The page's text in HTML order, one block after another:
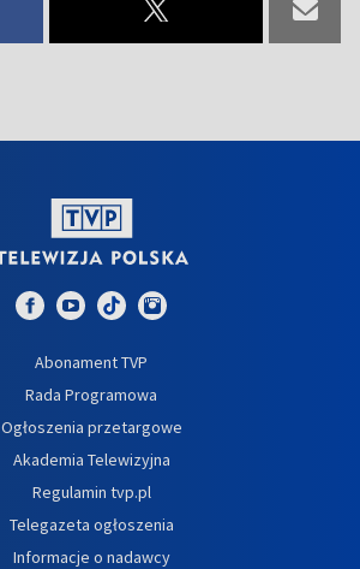
Abonament TVP
Rada Programowa
Ogłoszenia przetargowe
Akademia Telewizyjna
Regulamin tvp.pl
Telegazeta ogłoszenia
Informacje o nadawcy